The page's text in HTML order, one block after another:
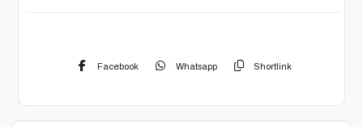
Facebook Whatsapp Shortlink